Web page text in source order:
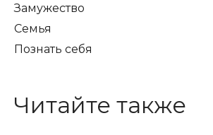
Замужество
Семья
Познать себя
Читайте также